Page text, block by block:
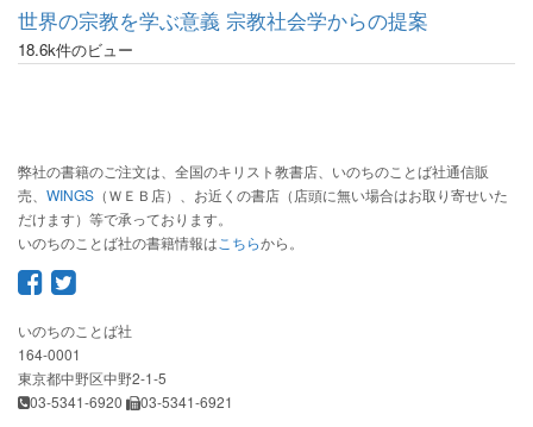
世界の宗教を学ぶ意義 宗教社会学からの提案
18.6k件のビュー
弊社の書籍のご注文は、全国のキリスト教書店、いのちのことば社通信販
売、 WINGS （ＷＥＢ店）、お近くの書店（店頭に無い場合はお取り寄せいた
だけます）等で承っております。
いのちのことば社の書籍情報は こちらから。
いのちのことば社
164-0001
東京都中野区中野2-1-5
03-5341-6920
03-5341-6921